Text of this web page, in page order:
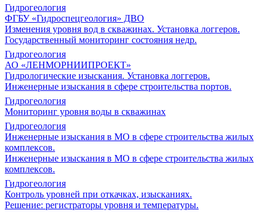
Гидрогеология
ФГБУ «Гидроспецгеология» ДВО
Изменения уровня вод в скважинах. Установка логгеров.
Государственный мониторинг состояния недр.
Гидрогеология
АО «ЛЕНМОРНИИПРОЕКТ»
Гидрологические изыскания. Установка логгеров.
Инженерные изыскания в сфере строительства портов.
Гидрогеология
Мониторинг уровня воды в скважинах
Гидрогеология
Инженерные изыскания в МО в сфере строительства жилых
комплексов.
Инженерные изыскания в МО в сфере строительства жилых
комплексов.
Гидрогеология
Контроль уровней при откачках, изысканиях.
Решение: регистраторы уровня и температуры.